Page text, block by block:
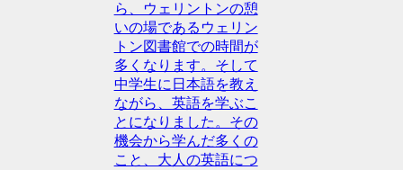
ら、ウェリントンの憩
いの場であるウェリン
トン図書館での時間が
多くなります。そして
中学生に日本語を教え
ながら、英語を学ぶこ
とになりました。その
機会から学んだ多くの
こと、大人の英語につ